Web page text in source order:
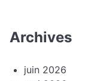
Archives
juin 2026